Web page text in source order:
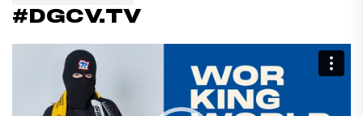
#DGCV.TV
Reproductor